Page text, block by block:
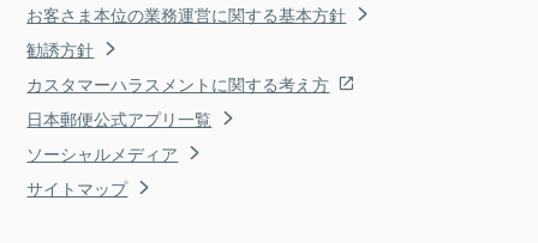
お客さま本位の業務運営に関する基本方針
勧誘方針
カスタマーハラスメントに関する考え方
日本郵便公式アプリ一覧
ソーシャルメディア
サイトマップ